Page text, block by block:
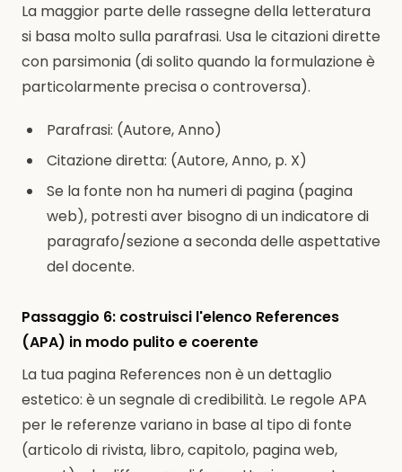
La maggior parte delle rassegne della letteratura
si basa molto sulla parafrasi. Usa le citazioni dirette
con parsimonia (di solito quando la formulazione è
particolarmente precisa o controversa).
Parafrasi: (Autore, Anno)
Citazione diretta: (Autore, Anno, p. X)
Se la fonte non ha numeri di pagina (pagina
web), potresti aver bisogno di un indicatore di
paragrafo/sezione a seconda delle aspettative
del docente.
Passaggio 6: costruisci l'elenco References
(APA) in modo pulito e coerente
La tua pagina References non è un dettaglio
estetico: è un segnale di credibilità. Le regole APA
per le referenze variano in base al tipo di fonte
(articolo di rivista, libro, capitolo, pagina web,